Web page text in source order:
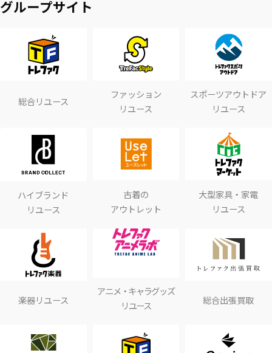
グループサイト
総合リユース
ファッション
リユース
スポーツアウトドア
リユース
ハイブランド
リユース
古着の
アウトレット
大型家具・家電
リユース
楽器リユース
アニメ・キャラグッズ
リユース
総合出張買取